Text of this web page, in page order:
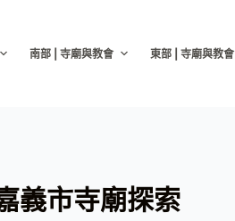
南部 | 寺廟與教會 東部 | 寺廟與教會
義市寺廟探索